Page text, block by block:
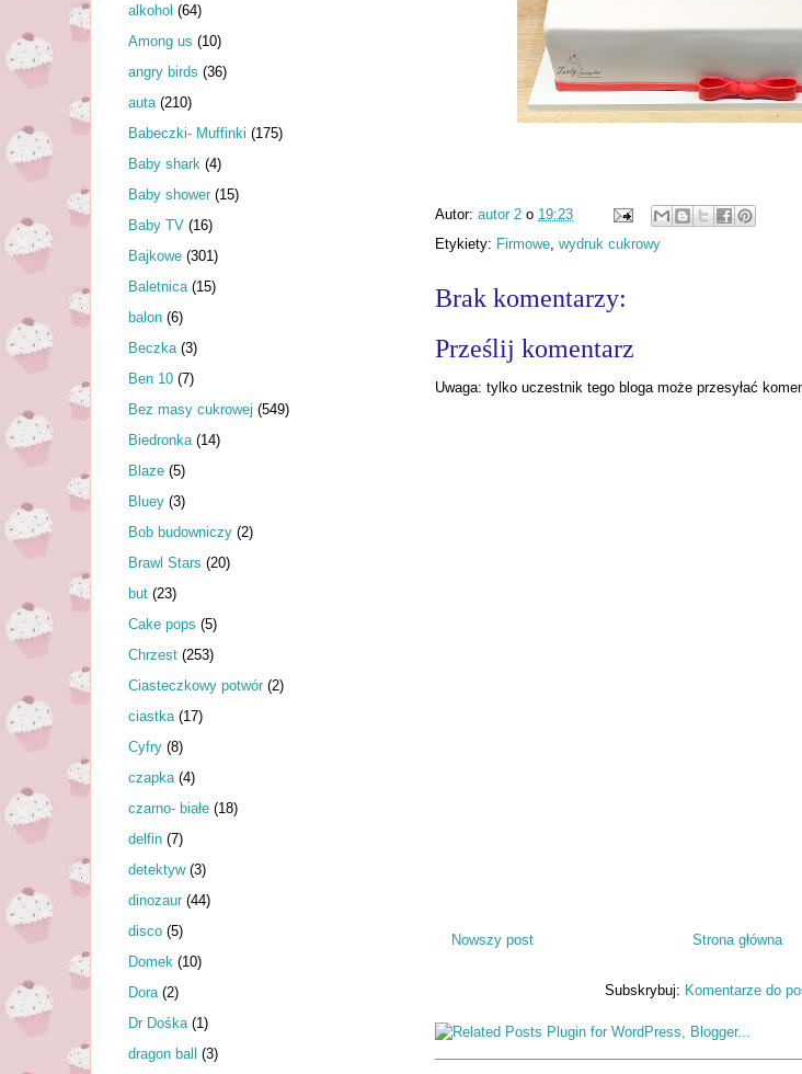
Autor: autor 2 o 19:23
Etykiety: Firmowe wydruk cukrowy
Brak komentarzy:
Prześlij komentarz
Uwaga: tylko uczestnik tego bloga może przesyłać
Nowszy post Strona główna
Subskrybuj: Komentarze do
alkohol (64)
Among us (10)
angry birds (36)
auta (210)
Babeczki- Muffinki (175)
Baby shark (4)
Baby shower (15)
Baby TV (16)
Bajkowe (301)
Baletnica (15)
balon (6)
Beczka (3)
Ben 10 (7)
Bez masy cukrowej (549)
Biedronka (14)
Blaze (5)
Bluey (3)
Bob budowniczy (2)
Brawl Stars (20)
but (23)
Cake pops (5)
Chrzest (253)
Ciasteczkowy potwór (2)
ciastka (17)
Cyfry (8)
czapka (4)
czarno- białe (18)
delfin (7)
detektyw (3)
dinozaur (44)
disco (5)
Domek (10)
Dora (2)
Dr Dośka (1)
dragon ball (3)